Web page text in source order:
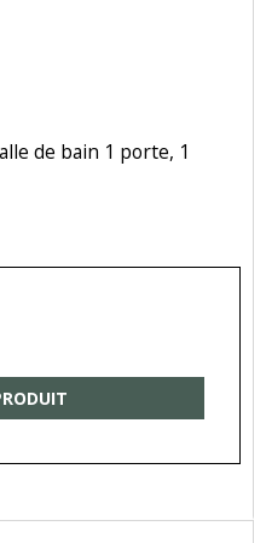
de bain 1 porte, 1